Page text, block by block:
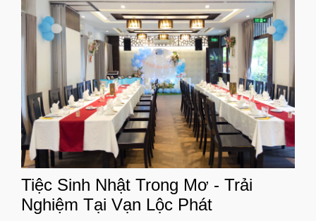
Tiệc Sinh Nhật Trong Mơ - Trải
Nghiệm Tại Vạn Lộc Phát